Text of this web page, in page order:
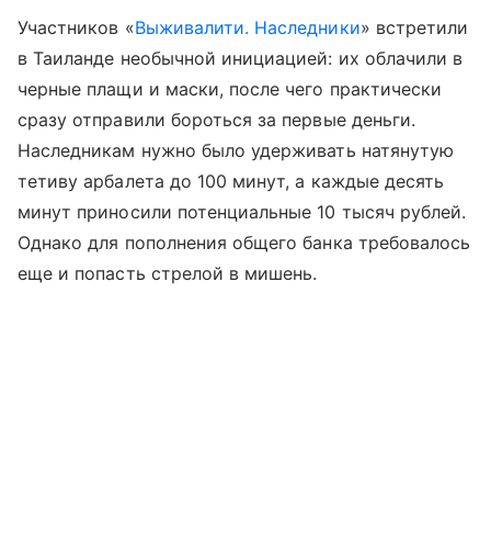
Участников «Выживалити. Наследники» встретили
в Таиланде необычной инициацией: их облачили в
черные плащи и маски, после чего практически
сразу отправили бороться за первые деньги.
Наследникам нужно было удерживать натянутую
тетиву арбалета до 100 минут, а каждые десять
минут приносили потенциальные 10 тысяч рублей.
Однако для пополнения общего банка требовалось
еще и попасть стрелой в мишень.